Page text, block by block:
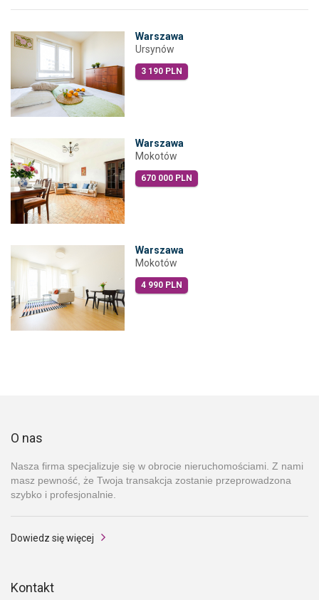
Warszawa
Ursynów
3 190 PLN
Warszawa
Mokotów
670 000 PLN
Warszawa
Mokotów
4 990 PLN
O nas
Nasza firma specjalizuje się w obrocie nieruchomościami. Z nami
masz pewność, że Twoja transakcja zostanie przeprowadzona
szybko i profesjonalnie.
Dowiedz się więcej
Kontakt